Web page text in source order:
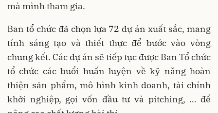
mà mình tham gia.
Ban tổ chức đã chọn lựa 72 dự án xuất sắc, mang
tính sáng tạo và thiết thực để bước vào vòng
chung kết. Các dự án sẽ tiếp tục được Ban Tổ chức
tổ chức các buổi huấn luyện về kỹ năng hoàn
thiện sản phẩm, mô hình kinh doanh, tài chính
khởi nghiệp, gọi vốn đầu tư và pitching, … để